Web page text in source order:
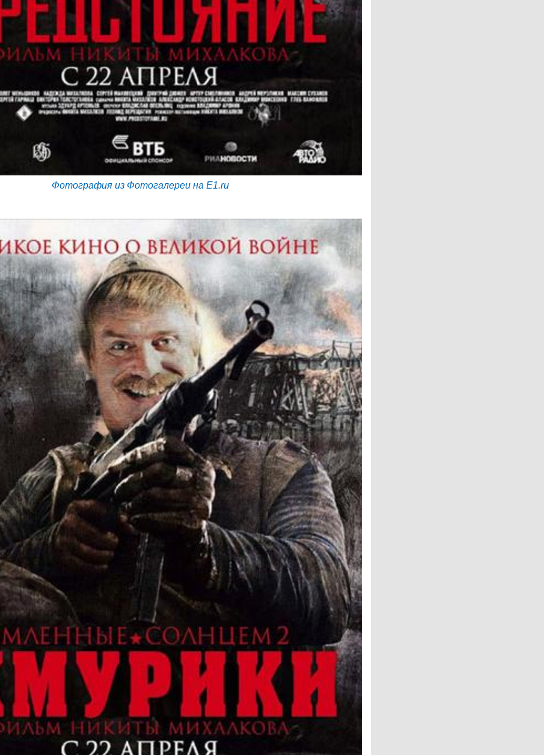
Фотография из Фотогалереи на E1.ru